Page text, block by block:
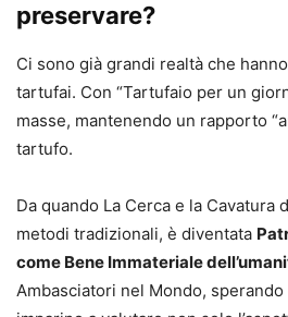
preservare?
Ci sono già grandi realtà che
tartufai. Con “Tartufaio per un
masse, mantenendo un rapporto
tartufo.
Da quando La Cerca e la Cavatura
metodi tradizionali, è diventata
come Bene Immateriale
Ambasciatori nel Mondo,